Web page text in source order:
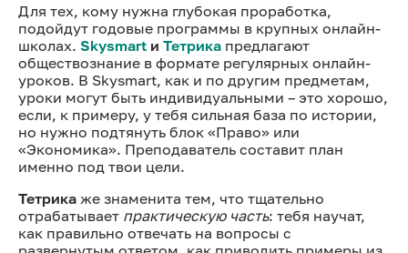
Для тех, кому нужна глубокая проработка,
подойдут годовые программы в крупных онлайн-
школах. Skysmart и Тетрика предлагают
обществознание в формате регулярных онлайн-
уроков. В Skysmart, как и по другим предметам,
уроки могут быть индивидуальными – это хорошо,
если, к примеру, у тебя сильная база по истории,
но нужно подтянуть блок «Право» или
«Экономика». Преподаватель составит план
именно под твои цели.
Тетрика же знаменита тем, что тщательно
отрабатывает практическую часть: тебя научат,
как правильно отвечать на вопросы с